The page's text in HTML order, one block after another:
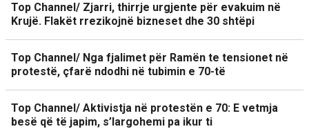
Top Channel/ Zjarri, thirrje urgjente për evakuim në
Krujë. Flakët rrezikojnë bizneset dhe 30 shtëpi
Top Channel/ Nga fjalimet për Ramën te tensionet në
protestë, çfarë ndodhi në tubimin e 70-të
Top Channel/ Aktivistja në protestën e 70: E vetmja
besë që të japim, s’largohemi pa ikur ti